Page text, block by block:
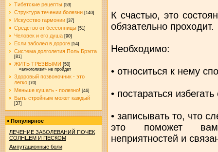
Тибетские рецепты [53]
Структура течении болезни [140]
Искусство гармонии [37]
Средство от бессонницы [51]
Человек и его душа [90]
Если заболел в дороге [54]
Система долголетия Поль Брэгга
[81]
ЖИТЬ ТРЕЗВЫМИ [50]
«алкоголизм» не пройдет
Здоровый позвоночник - это
легко [70]
Меньше кушать - полезно! [46]
Быть стройным может каждый
[37]
» Популярное
ЛЕЧЕНИЕ ЗАБОЛЕВАНИЙ ПОЧЕК
СОЛНЦЕМ И ПЕСКОМ
Ампутационные боли
К счастью, это
обязательно проходит.
Необходимо:
• относиться к нему
• постараться
• записывать то, что
это поможет вам
неприятностей и